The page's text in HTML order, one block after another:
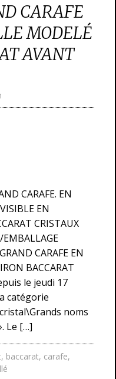
CARAFE
MODELÉ
AVANT
CARAFE. EN
EN
CRISTAUX
CARAFE EN
BACCARAT
le jeudi 17
catégorie
noms
Le […]
, baccarat, carafe,